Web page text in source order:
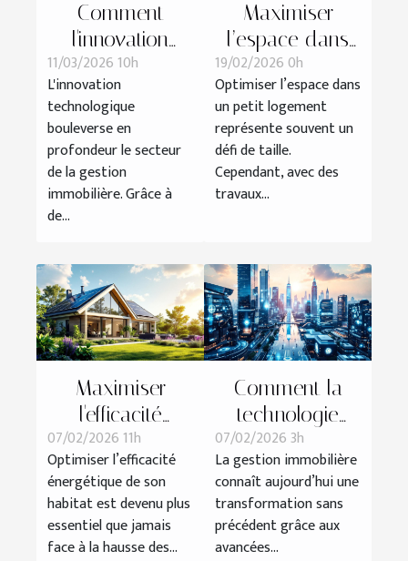
Comment
l'innovation
technologique
transforme-t-elle
la gestion
immobilière ?
11/03/2026 10h
L'innovation
technologique
bouleverse en
profondeur le secteur
de la gestion
immobilière. Grâce à
de...
Maximiser
l’espace dans
un petit
logement grâce
à des travaux
astucieux
19/02/2026 0h
Optimiser l’espace dans
un petit logement
représente souvent un
défi de taille.
Cependant, avec des
travaux...
Maximiser
l'efficacité
énergétique de
votre bien pour
réduire les coûts
07/02/2026 11h
Optimiser l’efficacité
énergétique de son
habitat est devenu plus
essentiel que jamais
face à la hausse des...
Comment la
technologie
révolutionne la
gestion
immobilière ?
07/02/2026 3h
La gestion immobilière
connaît aujourd’hui une
transformation sans
précédent grâce aux
avancées...